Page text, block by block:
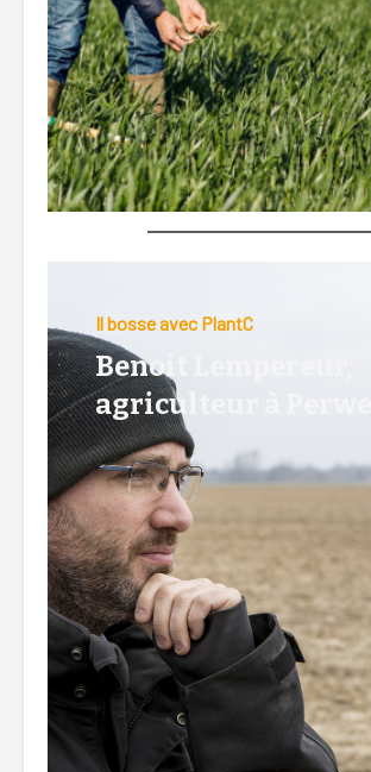
Lire la suite ici…
Il bosse avec PlantC
Benoit Lempereur,
agriculteur à Perwez
Lire la suite ici…